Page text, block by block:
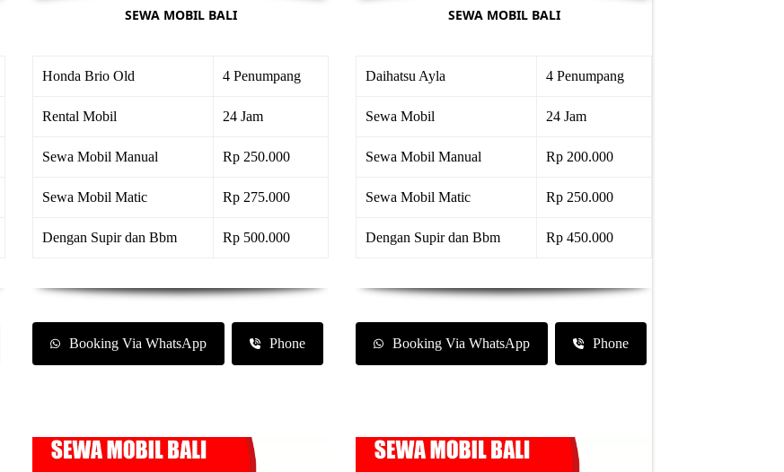
SEWA MOBIL BALI
Honda Brio Old 4 Penumpang
Rental Mobil 24 Jam
Sewa Mobil Manual Rp 250.000
Sewa Mobil Matic Rp 275.000
Dengan Supir dan Bbm Rp 500.000
Booking Via WhatsApp Phone
SEWA MOBIL BALI
Daihatsu Ayla 4 Penumpang
Sewa Mobil 24 Jam
Sewa Mobil Manual Rp 200.000
Sewa Mobil Matic Rp 250.000
Dengan Supir dan Bbm Rp 450.000
Booking Via WhatsApp Phone